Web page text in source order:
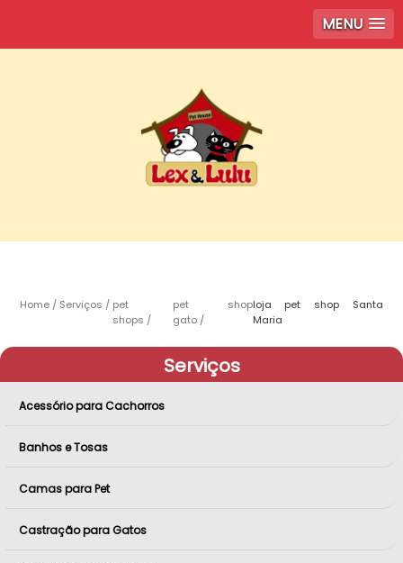
MENU
Home Serviços
pet
shops
pet shop
gato
loja pet shop Santa
Maria
Serviços
Acessório para Cachorros
Banhos e Tosas
Camas para Pet
Castração para Gatos